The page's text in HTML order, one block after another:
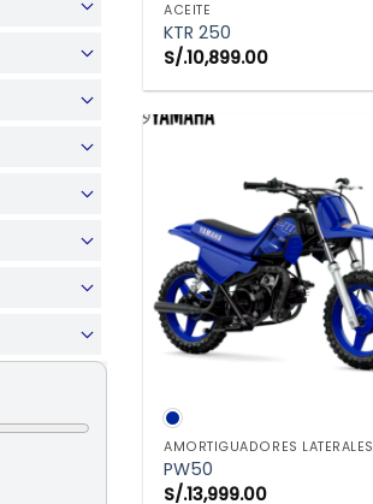
ACEITE
KTR 250
S/.10,899.00
AMORTIGUADORES LATERALES
PW50
S/.13,999.00